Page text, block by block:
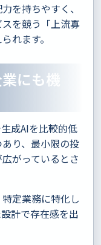
を持ちやすく、
を競う「上流寡
れます。
にも機
成AIを比較的低
り、最小限の投
がっているとさ
定業務に特化し
計で存在感を出